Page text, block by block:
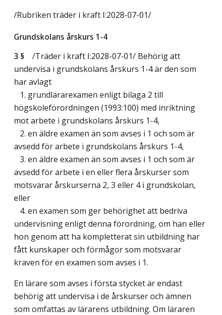
/Rubriken träder i kraft I:2028-07-01/
Grundskolans årskurs 1-4
3 §
/Träder i kraft I:2028-07-01/ Behörig att
undervisa i grundskolans årskurs 1-4 är den som
har avlagt
1. grundlärarexamen enligt bilaga 2 till
högskoleförordningen (1993:100) med inriktning
mot arbete i grundskolans årskurs 1-4,
2. en äldre examen än som avses i 1 och som är
avsedd för arbete i grundskolans årskurs 1-4,
3. en äldre examen än som avses i 1 och som är
avsedd för arbete i en eller flera årskurser som
motsvarar årskurserna 2, 3 eller 4 i grundskolan,
eller
4. en examen som ger behörighet att bedriva
undervisning enligt denna förordning, om han eller
hon genom att ha kompletterat sin utbildning har
fått kunskaper och förmågor som motsvarar
kraven för en examen som avses i 1.
En lärare som avses i första stycket är endast
behörig att undervisa i de årskurser och ämnen
som omfattas av lärarens utbildning. Om läraren